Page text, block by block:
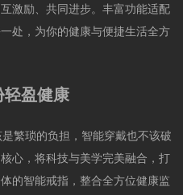
激励、共同进步。丰富功能适配
处，为你的健康与便捷生活全方
轻盈健康
繁琐的负担，智能穿戴也不该破
心，将科技与美学完美融合，打
的智能戒指，整合全方位健康监